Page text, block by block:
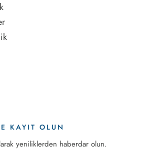
KAYIT OLUN
yeniliklerden haberdar olun.